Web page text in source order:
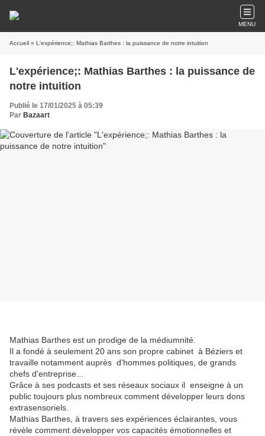
MENU
Accueil » L'expérience;: Mathias Barthes : la puissance de notre intuition
L'expérience;: Mathias Barthes : la puissance de
notre intuition
Publié le 17/01/2025 à 05:39
Par Bazaart
Mathias Barthes est un prodige de la médiumnité.
Il a fondé à seulement 20 ans son propre cabinet à Béziers et
travaille notamment auprès d'hommes politiques, de grands
chefs d'entreprise...
Grâce à ses podcasts et ses réseaux sociaux il enseigne à un
public toujours plus nombreux comment développer leurs dons
extrasensoriels.
Mathias Barthes, à travers ses expériences éclairantes, vous
révèle comment développer vos capacités émotionnelles et